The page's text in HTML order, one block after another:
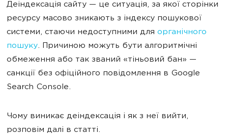
Деіндексація сайту — це ситуація, за якої сторінки
ресурсу масово зникають з індексу пошукової
системи, стаючи недоступними для органічного
пошуку. Причиною можуть бути алгоритмічні
обмеження або так званий «тіньовий бан» —
санкції без офіційного повідомлення в Google
Search Console.
Чому виникає деіндексація і як з неї вийти,
розповім далі в статті.